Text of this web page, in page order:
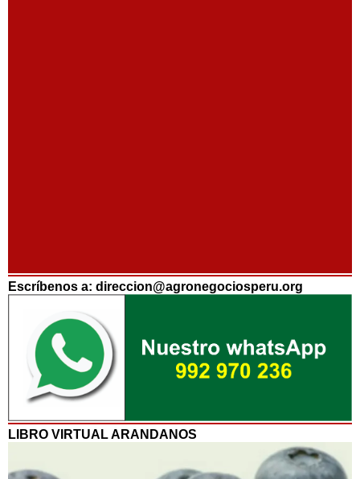
Escríbenos a: direccion@agronegociosperu.org
LIBRO VIRTUAL ARANDANOS